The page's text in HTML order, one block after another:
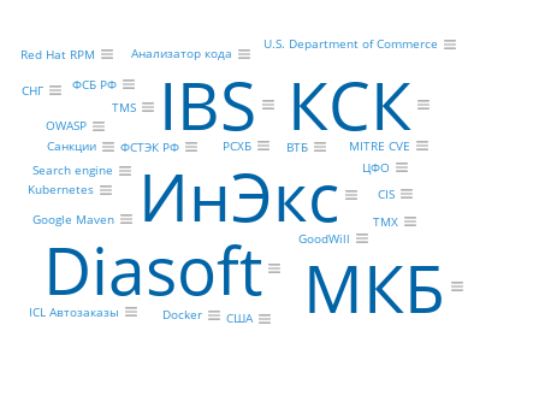
ИнЭкс
КСК
IBS
Diasoft МКБ
ВТБ
РСХБ
ТМХ
GoodWill
ФСБ РФ
ФСТЭК РФ
U.S. Department of Commerce
OWASP
CIS
TMS
Search engine
Анализатор кода
Kubernetes
ICL Автозаказы
MITRE CVE
Docker
Google Maven
Red Hat RPM
США
ЦФО
СНГ
Санкции